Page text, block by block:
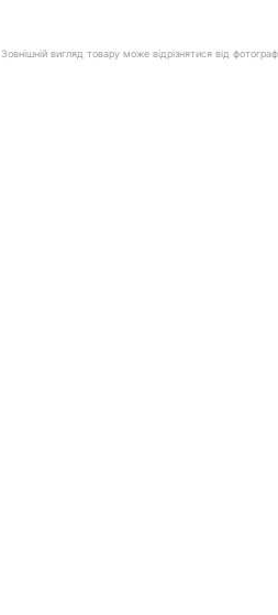
Зовнішній вигляд товару може відрізнятися від